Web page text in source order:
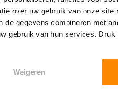
over uw gebruik van onze site
gegevens combineren met
gebruik van hun services. Druk
Weigeren
liggerniveau iets lager uit
juist iets hoger uit.
ons op te nemen. Wij voeren
of stickers
twijfel contact opnemen! Meer